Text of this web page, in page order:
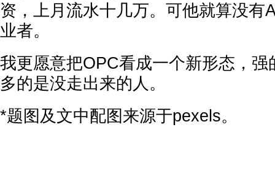
资，上月流水十几万。可他就算没有
业者。
我更愿意把OPC看成一个新形态，强
多的是没走出来的人。
*题图及文中配图来源于pexels。